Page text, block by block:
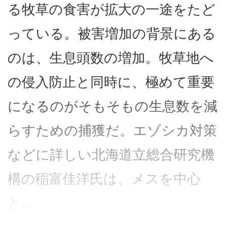
る牧草の食害が拡大の一途をたど
っている。被害増加の背景にある
のは、生息頭数の増加。牧草地へ
の侵入防止と同時に、極めて重要
になるのがそもそもの生息数を減
らすための捕獲だ。エゾシカ対策
などに詳しい北海道立総合研究機
構の稲富佳洋氏は、メスを中心
と...